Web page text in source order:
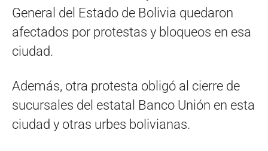
General del Estado de Bolivia quedaron
afectados por protestas y bloqueos en esa
ciudad.
Además, otra protesta obligó al cierre de
sucursales del estatal Banco Unión en esta
ciudad y otras urbes bolivianas.